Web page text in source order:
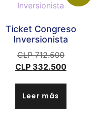
Ticket Congreso
Inversionista
CLP712.500
CLP 332.500
Leer más